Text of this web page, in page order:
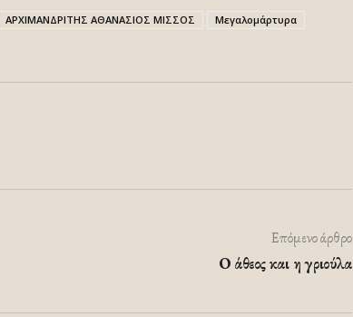
ΑΡΧΙΜΑΝΔΡΙΤΗΣ ΑΘΑΝΑΣΙΟΣ ΜΙΣΣΟΣ
Μεγαλομάρτυρα
Επόμενο άρθρο
Ο άθεος και η γριούλα